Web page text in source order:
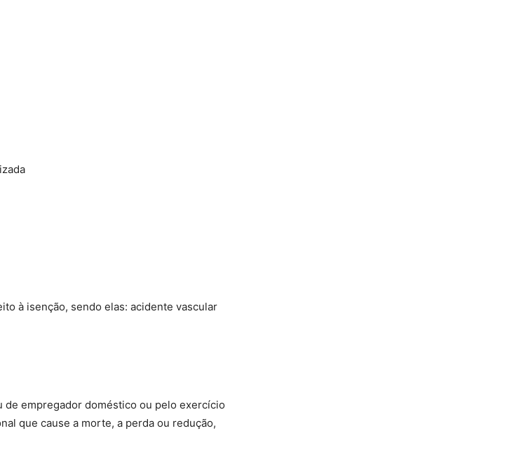
à isenção, sendo elas: acidente vascular
empregador doméstico ou pelo exercício
que cause a morte, a perda ou redução,